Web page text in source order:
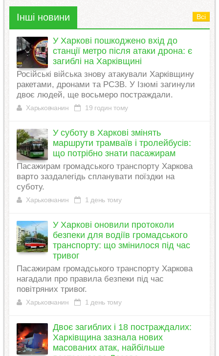
Інші новини Всі
У Харкові пошкоджено вхід до
станції метро після атаки дрона: є
загиблі на Харківщині
Російські війська знову атакували Харківщину
ракетами, дронами та РСЗВ. У Ізюмі загинули
двоє людей, ще восьмеро постраждали.
Харьковчанин 19 годин тому
У суботу в Харкові змінять
маршрути трамваїв і тролейбусів:
що потрібно знати пасажирам
Пасажирам громадського транспорту Харкова
варто заздалегідь спланувати поїздки на
суботу.
Харьковчанин 1 день тому
У Харкові оновили протоколи
безпеки для водіїв громадського
транспорту: що змінилося під час
тривог
Пасажирам громадського транспорту Харкова
нагадали про правила безпеки під час
повітряних тривог.
Харьковчанин 1 день тому
Двоє загиблих і 18 постраждалих:
Харківщина зазнала нових
масованих атак, найбільше